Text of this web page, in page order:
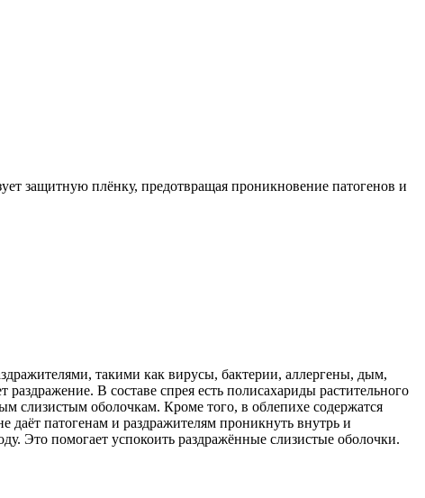
защитную плёнку, предотвращая проникновение патогенов и
такими как вирусы, бактерии, аллергены, дым,
В составе спрея есть полисахариды растительного
слизистым оболочкам. Кроме того, в облепихе содержатся
патогенам и раздражителям проникнуть внутрь и
Это помогает успокоить раздражённые слизистые оболочки.